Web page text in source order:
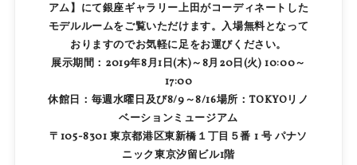
アム】にて銀座ギャラリー上田がコーディネートした
モデルルームをご覧いただけます。入場無料となって
おりますのでお気軽に足をお運びください。
展示期間：2019年8月1日(木)～8月20日(火) 10:00～
17:00
休館日：毎週水曜日及び8/9～8/16場所：TOKYOリノ
ベーションミュージアム
〒105-8301 東京都港区東新橋１丁目５番 1 号 パナソ
ニック東京汐留ビル1階